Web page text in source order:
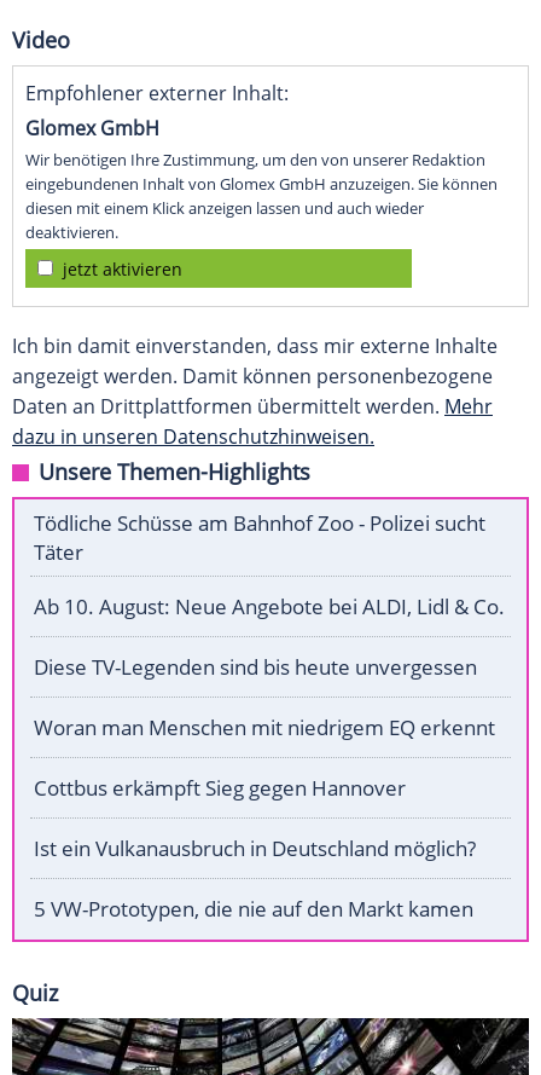
Video
Empfohlener externer Inhalt:
Glomex GmbH
Wir benötigen Ihre Zustimmung, um den von unserer Redaktion
eingebundenen Inhalt von Glomex GmbH anzuzeigen. Sie können
diesen mit einem Klick anzeigen lassen und auch wieder
deaktivieren.
jetzt aktivieren
Ich bin damit einverstanden, dass mir externe Inhalte
angezeigt werden. Damit können personenbezogene
Daten an Drittplattformen übermittelt werden. Mehr
dazu in unseren Datenschutzhinweisen.
Unsere Themen-Highlights
Tödliche Schüsse am Bahnhof Zoo - Polizei sucht
Täter
Ab 10. August: Neue Angebote bei ALDI, Lidl & Co.
Diese TV-Legenden sind bis heute unvergessen
Woran man Menschen mit niedrigem EQ erkennt
Cottbus erkämpft Sieg gegen Hannover
Ist ein Vulkanausbruch in Deutschland möglich?
5 VW-Prototypen, die nie auf den Markt kamen
Quiz